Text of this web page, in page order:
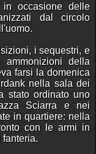
occasione delle
dal circolo
i sequestri, e
della
farsi la domenica
nella sala dei
stato ordinato uno
Sciarra e nei
in quartiere: nella
con le armi in